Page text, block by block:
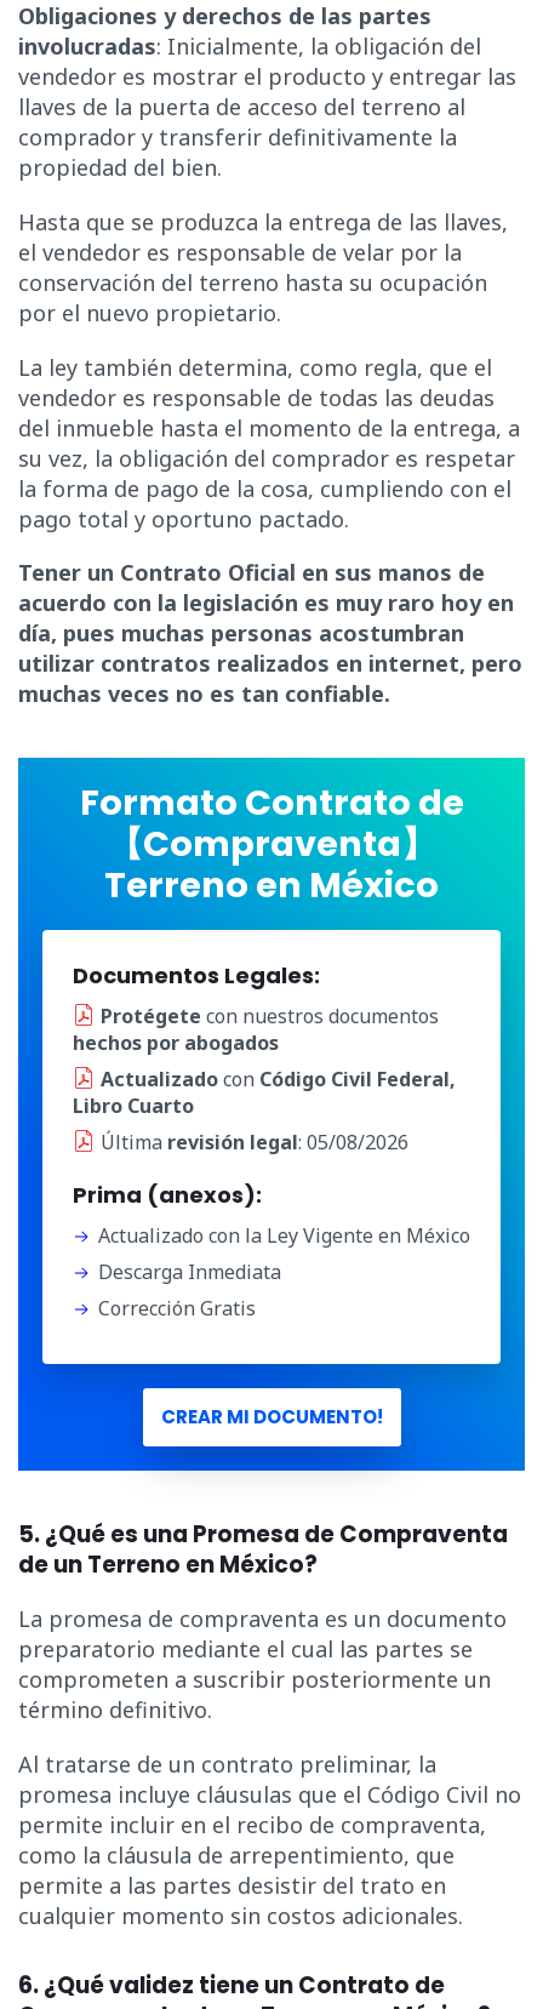
Obligaciones y derechos de las partes
involucradas: Inicialmente, la obligación del
vendedor es mostrar el producto y entregar las
llaves de la puerta de acceso del terreno al
comprador y transferir definitivamente la
propiedad del bien.
Hasta que se produzca la entrega de las llaves,
el vendedor es responsable de velar por la
conservación del terreno hasta su ocupación
por el nuevo propietario.
La ley también determina, como regla, que el
vendedor es responsable de todas las deudas
del inmueble hasta el momento de la entrega, a
su vez, la obligación del comprador es respetar
la forma de pago de la cosa, cumpliendo con el
pago total y oportuno pactado.
Tener un Contrato Oficial en sus manos de
acuerdo con la legislación es muy raro hoy en
día, pues muchas personas acostumbran
utilizar contratos realizados en internet, pero
muchas veces no es tan confiable.
Formato Contrato de
【Compraventa】
Terreno en México
Documentos Legales:
Protégete con nuestros documentos
hechos por abogados
Actualizadocon Código Civil Federal,
Libro Cuarto
Última revisión legal: 05/08/2026
Prima (anexos):
Actualizado con la Ley Vigente en México
Descarga Inmediata
Corrección Gratis
CREAR MI DOCUMENTO!
5. ¿Qué es una Promesa de Compraventa
de un Terreno en México?
La promesa de compraventa es un documento
preparatorio mediante el cual las partes se
comprometen a suscribir posteriormente un
término definitivo.
Al tratarse de un contrato preliminar, la
promesa incluye cláusulas que el Código Civil no
permite incluir en el recibo de compraventa,
como la cláusula de arrepentimiento, que
permite a las partes desistir del trato en
cualquier momento sin costos adicionales.
6. ¿Qué validez tiene un Contrato de